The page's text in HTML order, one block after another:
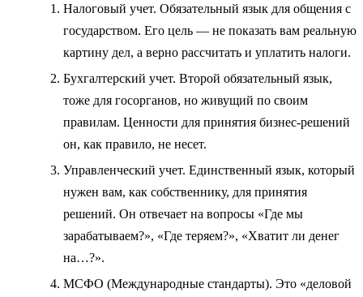
Налоговый учет. Обязательный язык для общения с
государством. Его цель — не показать вам реальную
картину дел, а верно рассчитать и уплатить налоги.
Бухгалтерский учет. Второй обязательный язык,
тоже для госорганов, но живущий по своим
правилам. Ценности для принятия бизнес-решений
он, как правило, не несет.
Управленческий учет. Единственный язык, который
нужен вам, как собственнику, для принятия
решений. Он отвечает на вопросы «Где мы
зарабатываем?», «Где теряем?», «Хватит ли денег
на…?».
МСФО (Международные стандарты). Это «деловой